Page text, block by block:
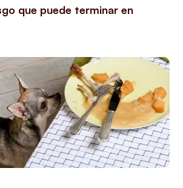
que puede terminar en